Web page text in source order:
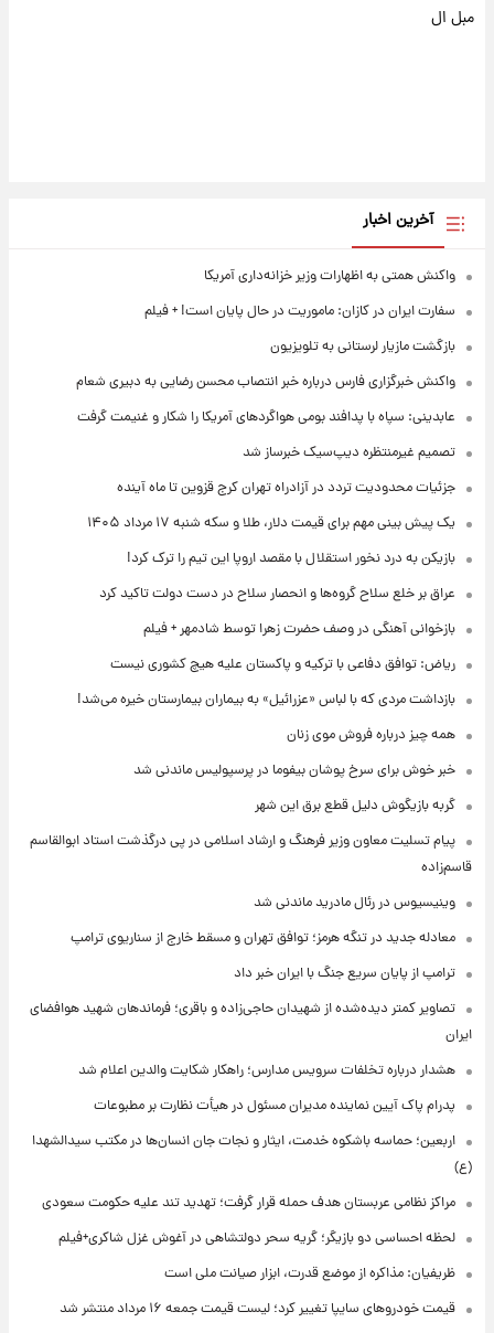
مبل ال
آخرین اخبار
واکنش همتی به اظهارات وزیر خزانه‌داری آمریکا
سفارت ایران در کازان: ماموریت در حال پایان است! + فیلم
بازگشت مازیار لرستانی به تلویزیون
واکنش خبرگزاری فارس درباره خبر انتصاب محسن رضایی به دبیری شعام
عابدینی: سپاه با پدافند بومی هواگردهای آمریکا را شکار و غنیمت گرفت
تصمیم غیرمنتظره دیپ‌سیک خبرساز شد
جزئیات محدودیت تردد در آزادراه تهران کرج قزوین تا ماه آینده
یک پیش ‌بینی مهم برای قیمت دلار، طلا و سکه شنبه ۱۷ مرداد ۱۴۰۵
بازیکن به درد نخور استقلال با مقصد اروپا این تیم را ترک کرد!
عراق بر خلع سلاح گروه‌ها و انحصار سلاح در دست دولت تاکید کرد
بازخوانی آهنگی در وصف حضرت زهرا توسط شادمهر + فیلم
ریاض: توافق دفاعی با ترکیه و پاکستان علیه هیچ کشوری نیست
بازداشت مردی که با لباس «عزرائیل» به بیماران بیمارستان خیره می‌شد!
همه چیز درباره فروش موی زنان
خبر خوش برای سرخ پوشان بیفوما در پرسپولیس ماندنی شد
گربه بازیگوش دلیل قطع برق این شهر
پیام تسلیت معاون وزیر فرهنگ و ارشاد اسلامی در پی درگذشت استاد ابوالقاسم
قاسم‌زاده
وینیسیوس در رئال مادرید ماندنی شد
معادله جدید در تنگه هرمز؛ توافق تهران و مسقط خارج از سناریوی ترامپ
ترامپ از پایان سریع جنگ با ایران خبر داد
تصاویر کمتر دیده‌شده از شهیدان حاجی‌زاده و باقری؛ فرماندهان شهید هوافضای
ایران
هشدار درباره تخلفات سرویس مدارس؛ راهکار شکایت والدین اعلام شد
پدرام پاک آیین نماینده مدیران مسئول در هیأت نظارت بر مطبوعات
اربعین؛ حماسه باشکوه خدمت، ایثار و نجات جان انسان‌ها در مکتب سیدالشهدا
(ع)
مراکز نظامی عربستان هدف حمله قرار گرفت؛ تهدید تند علیه حکومت سعودی
لحظه احساسی دو بازیگر؛ گریه سحر دولتشاهی در آغوش غزل شاکری+فیلم
ظریفیان: مذاکره از موضع قدرت، ابزار صیانت ملی است
قیمت خودروهای سایپا تغییر کرد؛ لیست قیمت جمعه ۱۶ مرداد منتشر شد